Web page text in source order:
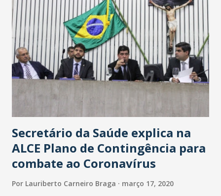
Secretário da Saúde explica na
ALCE Plano de Contingência para
combate ao Coronavírus
Por Lauriberto Carneiro Braga março 17, 2020